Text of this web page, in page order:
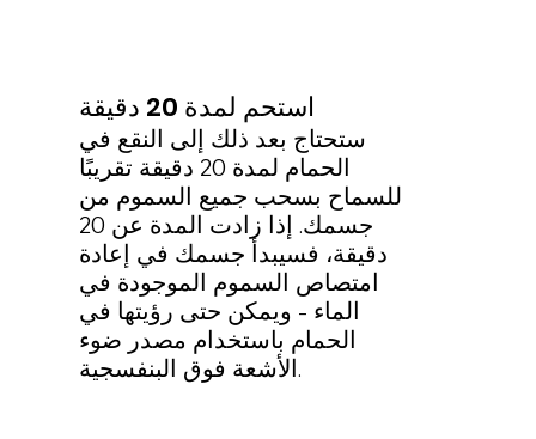
استحم لمدة 20 دقيقة
ستحتاج بعد ذلك إلى النقع في
الحمام لمدة 20 دقيقة تقريبًا
للسماح بسحب جميع السموم من
جسمك. إذا زادت المدة عن 20
دقيقة، فسيبدأ جسمك في إعادة
امتصاص السموم الموجودة في
الماء - ويمكن حتى رؤيتها في
الحمام باستخدام مصدر ضوء
الأشعة فوق البنفسجية.